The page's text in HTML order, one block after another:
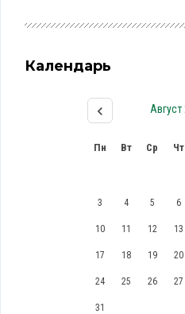
Календарь
Август
Пн Вт Ср Чт
3 4 5 6
10 11 12 13
17 18 19 20
24 25 26 27
31